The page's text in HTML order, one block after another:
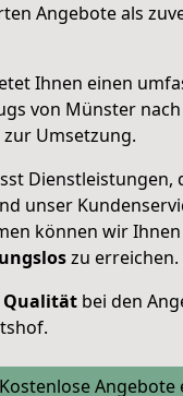
Angebote als
Ihnen einen
von Münster
Umsetzung.
Dienstleistungen,
unser
können wir
zu erreichen.
Qualität bei den
Kostenlose Angebote